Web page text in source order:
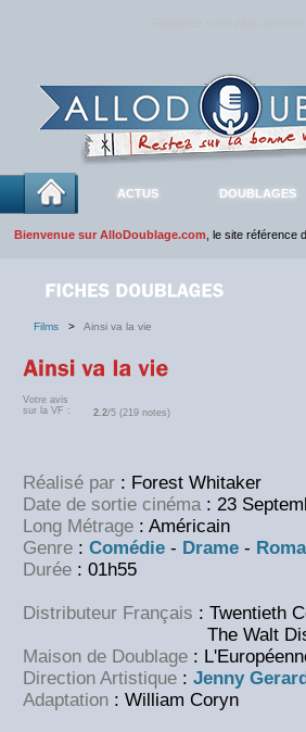
ACTUS DOUBLAGES
Bienvenue sur AlloDoublage.com , le site référence
Films > Ainsi va la vie
Votre avis
sur la VF :
2.2/5 (219 notes)
Réalisé par : Forest Whitaker
Date de sortie cinéma : 23
Long Métrage : Américain
Genre : Comédie - Drame -
Durée : 01h55
Distributeur Français : Twentieth
The Walt Disney
Maison de Doublage :
Direction Artistique : Jenny
Adaptation : William Coryn